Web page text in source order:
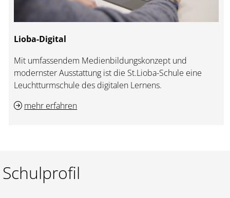
Lioba-Digital
Mit umfassendem Medienbildungskonzept und
modernster Ausstattung ist die St.Lioba-Schule eine
Leuchtturmschule des digitalen Lernens.
mehr erfahren
Schulprofil